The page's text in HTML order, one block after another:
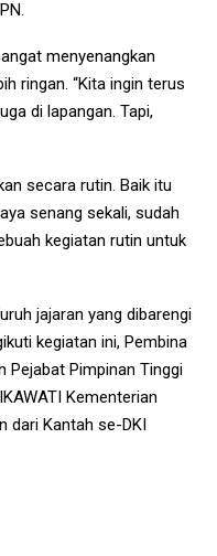
menyenangkan
ringan. “Kita ingin terus
di lapangan. Tapi,
secara rutin. Baik itu
senang sekali, sudah
kegiatan rutin untuk
jajaran yang dibarengi
kegiatan ini, Pembina
Pejabat Pimpinan Tinggi
Kementerian
dari Kantah se-DKI